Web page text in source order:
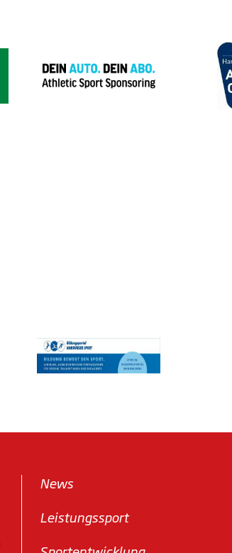
News
Leistungssport